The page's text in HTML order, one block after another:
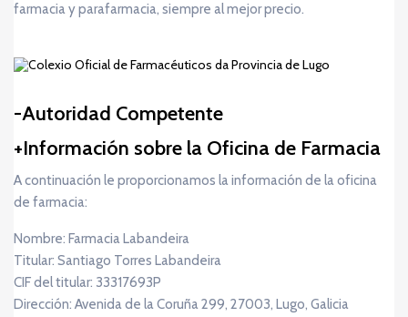
farmacia y parafarmacia, siempre al mejor precio.
Autoridad Competente
Información sobre la Oficina de Farmacia
A continuación le proporcionamos la información de la oficina
de farmacia:
Nombre: Farmacia Labandeira
Titular: Santiago Torres Labandeira
CIF del titular: 33317693P
Dirección: Avenida de la Coruña 299, 27003, Lugo, Galicia